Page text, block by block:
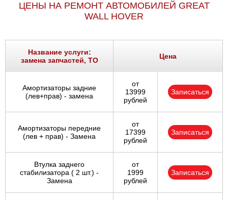
ЦЕНЫ НА РЕМОНТ АВТОМОБИЛЕЙ GREAT
WALL HOVER
Название услуги:
замена запчастей, ТО
Цена
Амортизаторы задние
(лев+прав) - замена
от
13999
рублей
Записаться
Амортизаторы передние
(лев + прав) - Замена
от
17399
рублей
Записаться
Втулка заднего
стабилизатора ( 2 шт.) -
Замена
от
1999
рублей
Записаться